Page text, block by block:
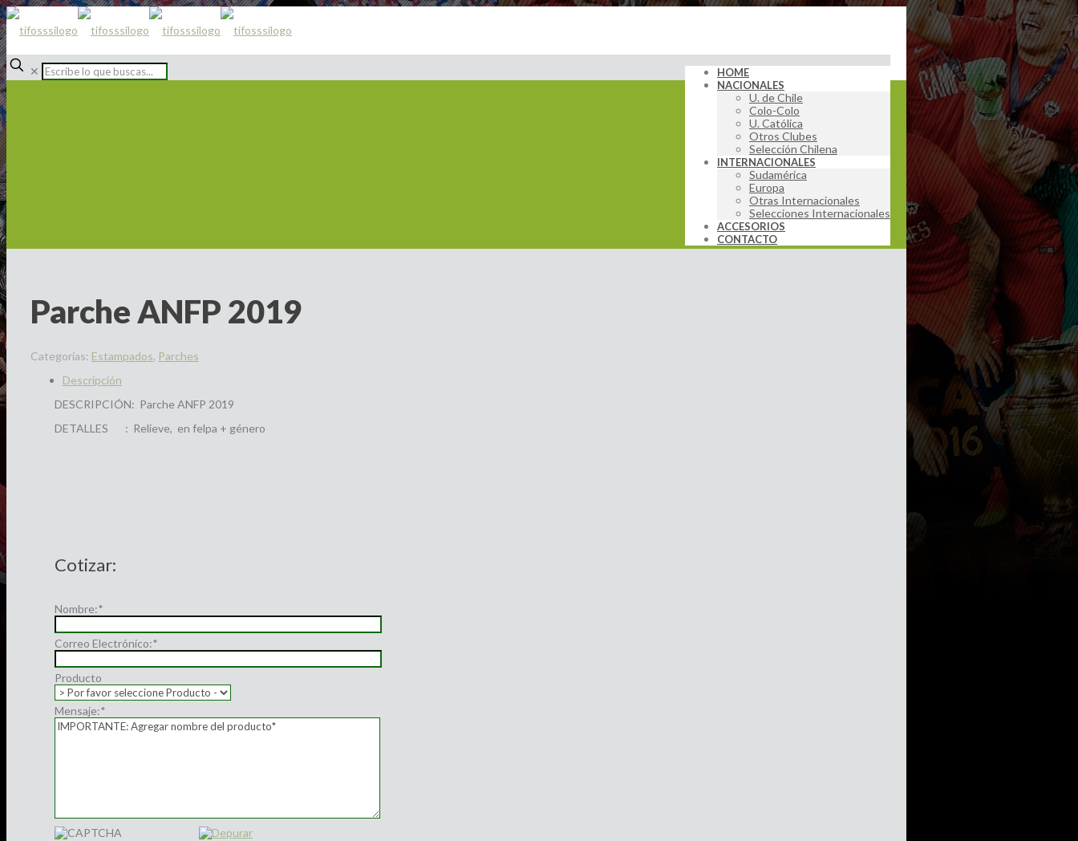
HOME
NACIONALES
U. de Chile
Colo-Colo
U. Católica
Otros Clubes
Selección Chilena
INTERNACIONALES
Sudamérica
Europa
Otras Internacionales
Selecciones Internacionales
ACCESORIOS
CONTACTO
✕
Parche ANFP 2019
Categorías: Estampados, Parches
Descripción
DESCRIPCIÓN: Parche ANFP 2019
DETALLES : Relieve, en felpa + género
Cotizar:
Nombre:*
Correo Electrónico:*
Producto
Mensaje:*